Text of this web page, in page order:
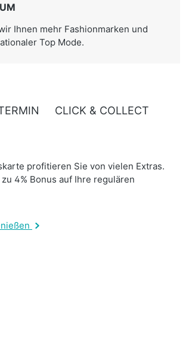
Ihnen mehr Fashionmarken und
Top Mode.
CLICK & COLLECT
profitieren Sie von vielen Extras.
4% Bonus auf Ihre regulären